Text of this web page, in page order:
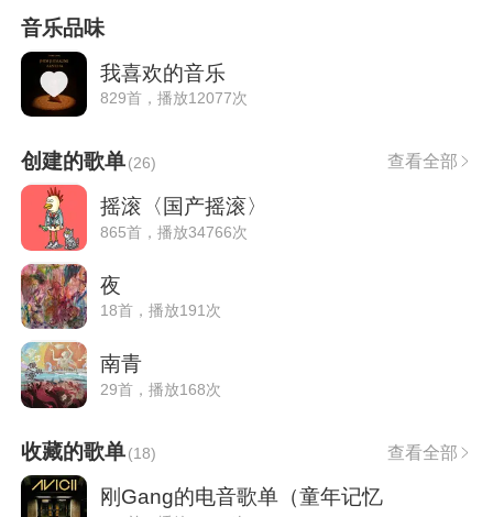
音乐品味
我喜欢的音乐
829首，播放12077次
创建的歌单(26) 查看全部
摇滚〈国产摇滚〉
865首，播放34766次
夜
18首，播放191次
南青
29首，播放168次
收藏的歌单(18) 查看全部
刚Gang的电音歌单（童年记忆